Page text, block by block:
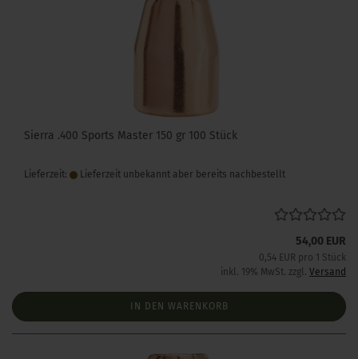
Sierra .400 Sports Master 150 gr 100 Stück
Lieferzeit: Lieferzeit unbekannt aber bereits nachbestellt
54,00 EUR
0,54 EUR pro 1 Stück
inkl. 19% MwSt. zzgl. Versand
IN DEN WARENKORB